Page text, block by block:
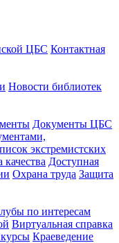
ЦБС Контактная
Новости библиотек
Документы ЦБС
экстремистских
Доступная
Охрана труда Защита
по интересам
Виртуальная справка
Краеведение